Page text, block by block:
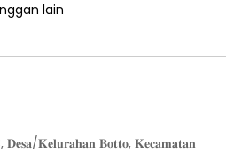
lain
𝐃𝐞𝐬𝐚/𝐊𝐞𝐥𝐮𝐫𝐚𝐡𝐚𝐧 𝐁𝐨𝐭𝐭𝐨, 𝐊𝐞𝐜𝐚𝐦𝐚𝐭𝐚𝐧